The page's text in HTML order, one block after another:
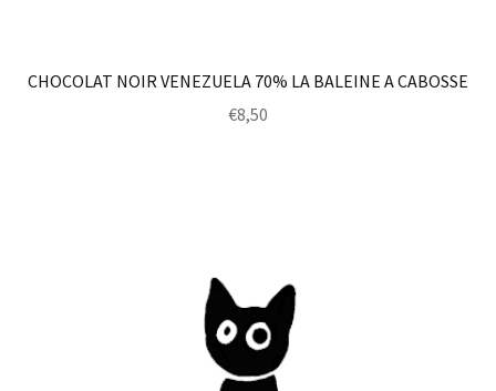
CHOCOLAT NOIR VENEZUELA 70% LA BALEINE A CABOSSE
€8,50